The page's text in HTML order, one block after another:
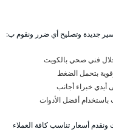
جديدة وتصليح أي ضرر ونقوم ب:
فني صحي بالكويت
بتحمل الضغط
خبراء أجانب
أفضل الأدوات
ونقدم أسعار تناسب كافة العملاء